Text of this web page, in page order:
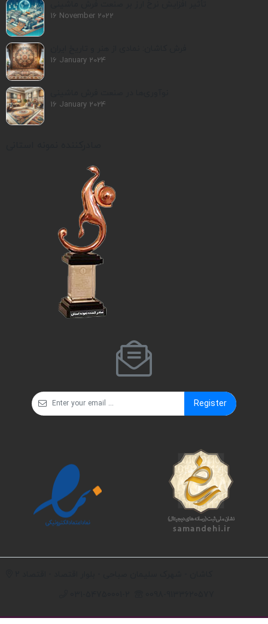
16 November 2022
16 January 2024
16 January 2024
Register